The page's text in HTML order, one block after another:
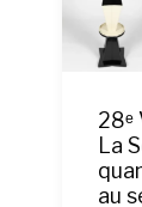
28ᵉ
La
au